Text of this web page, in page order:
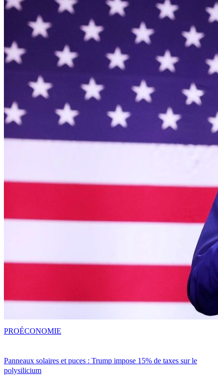
Panneaux solaires et puces : Trump impose 15% de taxes sur le
polysilicium
PROÉCONOMIE